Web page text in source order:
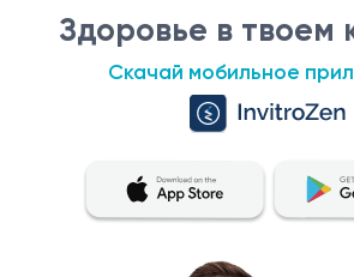
Здоровье в твоем
Скачай мобильное